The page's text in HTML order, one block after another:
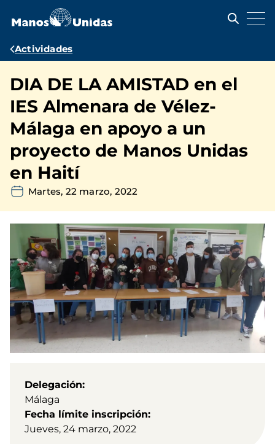
contenido
Ruta
navegación
Actividades
DIA DE LA AMISTAD en el
IES Almenara de Vélez-
Málaga en apoyo a un
proyecto de Manos Unidas
en Haití
Martes, 22 marzo, 2022
Delegación
Málaga
Fecha límite inscripción
Jueves, 24 marzo, 2022